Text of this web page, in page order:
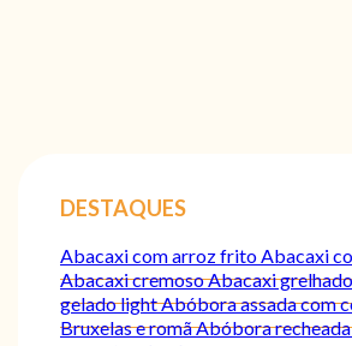
DESTAQUES
Abacaxi com arroz fritoAbacaxi
Abacaxi cremosoAbacaxi
gelado lightAbóbora assada com
Bruxelas e romãAbóbora